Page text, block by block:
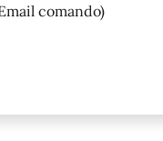
comando)